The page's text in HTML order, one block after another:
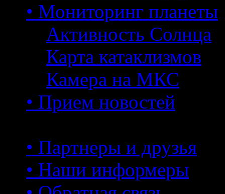
• Мониторинг планеты
Активность Солнца
Карта катаклизмов
Камера на МКС
• Прием новостей
• Партнеры и друзья
• Наши информеры